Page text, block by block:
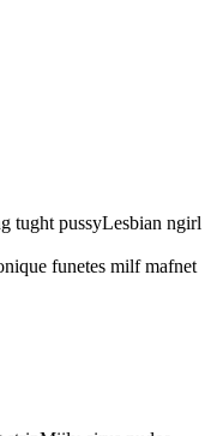
tught pussyLesbian ngirl
funetes milf mafnet